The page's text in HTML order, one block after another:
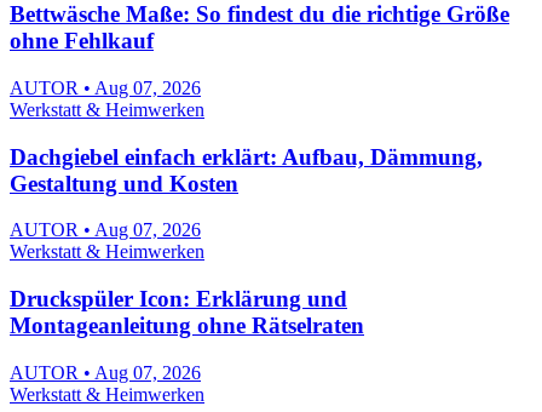
Bettwäsche Maße: So findest du die richtige Größe
ohne Fehlkauf
AUTOR • Aug 07, 2026
Werkstatt & Heimwerken
Dachgiebel einfach erklärt: Aufbau, Dämmung,
Gestaltung und Kosten
AUTOR • Aug 07, 2026
Werkstatt & Heimwerken
Druckspüler Icon: Erklärung und
Montageanleitung ohne Rätselraten
AUTOR • Aug 07, 2026
Werkstatt & Heimwerken